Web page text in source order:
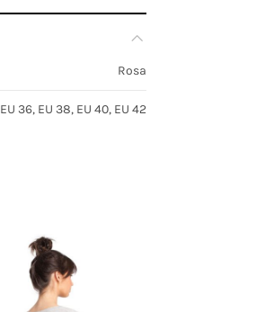
Rosa
EU 36, EU 38, EU 40, EU 42